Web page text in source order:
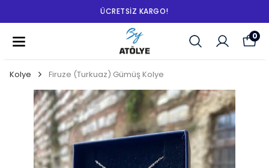
ÜCRETSIZ KARGO!
0
Kolye Firuze (Turkuaz) Gümüş Kolye